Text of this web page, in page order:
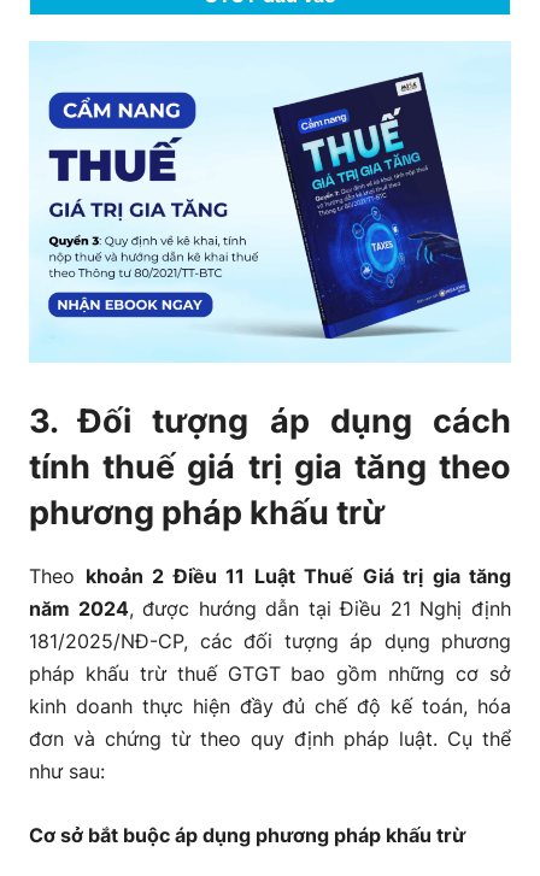
3. Đối tượng áp dụng cách
tính thuế giá trị gia tăng theo
phương pháp khấu trừ
Theo khoản 2 Điều 11 Luật Thuế Giá trị gia tăng
năm 2024, được hướng dẫn tại Điều 21 Nghị định
181/2025/NĐ-CP, các đối tượng áp dụng phương
pháp khấu trừ thuế GTGT bao gồm những cơ sở
kinh doanh thực hiện đầy đủ chế độ kế toán, hóa
đơn và chứng từ theo quy định pháp luật. Cụ thể
như sau:
Cơ sở bắt buộc áp dụng phương pháp khấu trừ